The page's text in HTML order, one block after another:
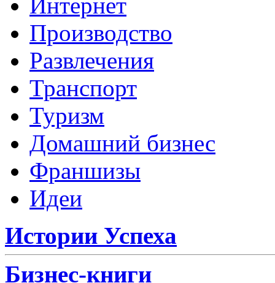
Производство
Развлечения
Транспорт
Туризм
Домашний бизнес
Франшизы
Идеи
Истории Успеха
Бизнес-книги